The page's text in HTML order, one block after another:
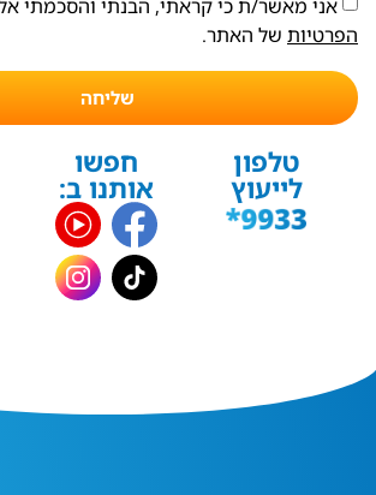
אני מאשר/ת כי קראתי, הבנתי והסכמתי
הפרטיות של האתר.
שליחה
טלפון
לייעוץ
חפשו
אותנו ב: